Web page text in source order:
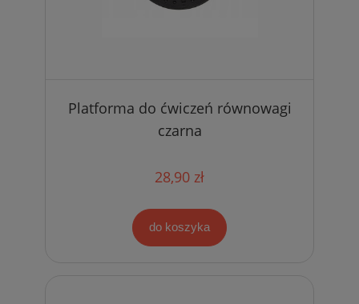
Platforma do ćwiczeń równowagi
czarna
28,90 zł
do koszyka